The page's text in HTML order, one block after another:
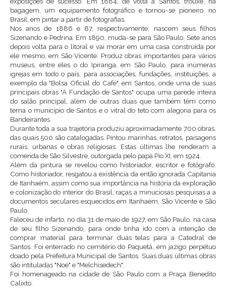
bagagem, um equipamento fotográfico e tornou-se pioneiro, no
Brasil, em pintar a partir de fotografias.
Nos anos de 1886 e 87, respectivamente, nascem seus filhos
Sizenando e Pedrina. Em 1890, muda-se para São Paulo. Sete anos
depois volta para o litoral e vai morar em uma casa construída por
ele mesmo, em São Vicente. Produz obras importantes para vários
museus, entre eles o do Ipiranga, em São Paulo, para inúmeras
igrejas em todo o país, para associações, fundações, instituições, a
exemplo da "Bolsa Oficial do Café", em Santos, onde uma de suas
principais obras "A Fundação de Santos" ocupa uma parede inteira
do salão principal, além de outras duas que também têm como
tema o município de Santos e o vitral do teto com alegoria para os
Bandeirantes.
Durante toda a sua trajetória produziu aproximadamente 700 obras,
das quais 500 são catalogadas. Pintou marinhas, retratos, paisagens
rurais, urbanas e obras religiosas. Estas últimas lhe renderam a
comenda de São Silvestre, outorgada pelo papa Pio XI, em 1924.
Além da pintura se revelou como historiador, escritor e fotógrafo.
Como historiador, resgatou a existência da então ignorada Capitania
de Itanhaém, assim como sua importância na história da exploração
e colonização do interior do Brasil, raças a minuciosas pesquisas a a
documentos seculares esquecidos em Itanhaém, São Vicente e São
Paulo.
Faleceu de infarto, no dia 31 de maio de 1927, em São Paulo, na casa
de seu filho Sizenando, para onde tinha ido com a intenção de
comprar material para terminar duas telas para a Catedral de
Santos. Foi enterrado no cemitério do Paquetá, em jazigo perpétuo
doado pela Prefeitura Municipal de Santos. Suas duas últimas obras
são intituladas "Noé" e "Melchisedech".
Foi homenageado na cidade de São Paulo com a Praça Benedito
Calixto.